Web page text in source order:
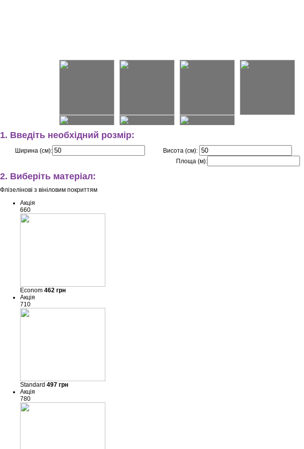
1. Введіть необхідний розмір:
Ширина (см):
Висота (см):
Площа (м):
2. Виберіть матеріал:
Флізелінові з вініловим покриттям
Акція
660
Econom 462 грн
Акція
710
Standard 497 грн
Акція
780